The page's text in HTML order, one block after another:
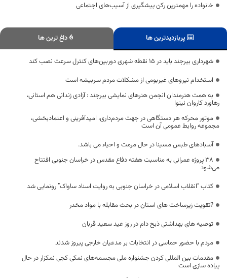
خانواده را مهمترین رکن پیشگیری از آسیب‌های اجتماعی
پربازدیدترین ها داغ ترین ها
شهرداری بیرجند باید در ۱۵ نقطه شهری دوربین‌های کنترل سرعت نصب کند
استخدام نیروهای غیربومی از مشکلات مردم سربیشه است
به همت هنرمندان انجمن هنرهای نمایشی بیرجند : آزادی زندانی هم استانی،
رهاورد کاروان نینوا
موتور محرکه هر دستگاهی در جهت مردم‌داری، امیدآفرینی و اعتمادبخشی،
مجموعه روابط عمومی آن است
آسبادهای طبس مسینا در حال مرمت و احیاء می باشد.
۳۸ پروژه عمرانی به مناسبت هفته دفاع مقدس در خراسان جنوبی افتتاح
می‌شود
کتاب “انقلاب اسلامی در خراسان جنوبی به روایت اسناد ساواک” رونمایی شد
?تقویت زیرساخت های استان در بحث مقابله با مواد مخدر
توصیه های بهداشتی ذبح دام در روز عید سعید قربان
مردم با حضور حماسی در انتخابات بر مدعیان خارجی پیروز شدند
مقدمات بین المللی کردن جشنواره ملی مجسمه‌های نمکی کجی نمکزار در حال
پیاده سازی است